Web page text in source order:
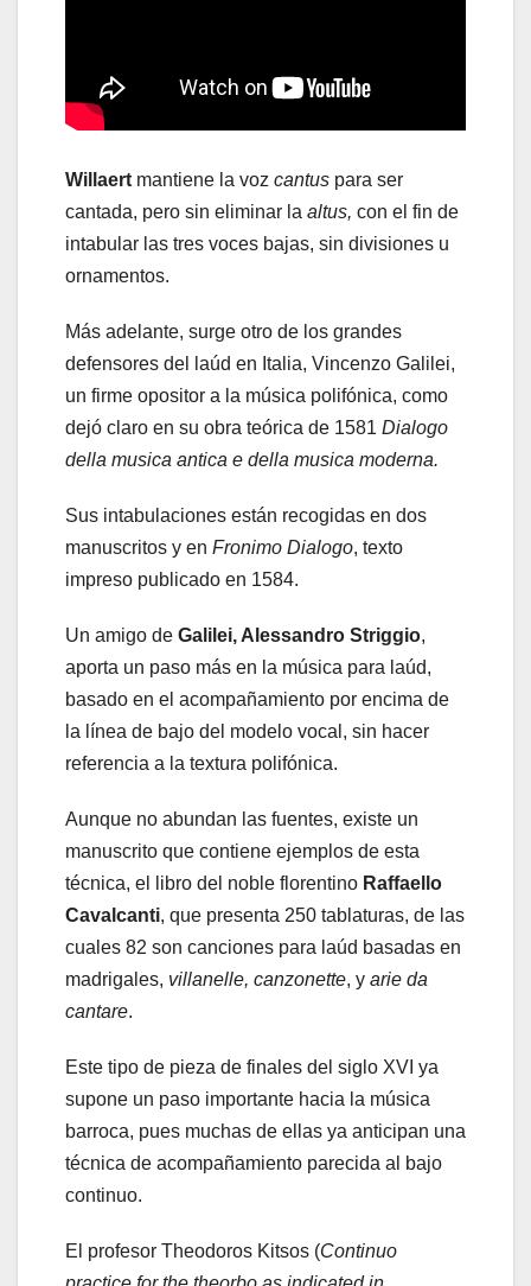
Willaert mantiene la voz cantus para ser
cantada, pero sin eliminar la altus, con el fin de
intabular las tres voces bajas, sin divisiones u
ornamentos.
Más adelante, surge otro de los grandes
defensores del laúd en Italia, Vincenzo Galilei,
un firme opositor a la música polifónica, como
dejó claro en su obra teórica de 1581 Dialogo
della musica antica e della musica moderna.
Sus intabulaciones están recogidas en dos
manuscritos y en Fronimo Dialogo, texto
impreso publicado en 1584.
Un amigo de Galilei, Alessandro Striggio,
aporta un paso más en la música para laúd,
basado en el acompañamiento por encima de
la línea de bajo del modelo vocal, sin hacer
referencia a la textura polifónica.
Aunque no abundan las fuentes, existe un
manuscrito que contiene ejemplos de esta
técnica, el libro del noble florentino Raffaello
Cavalcanti, que presenta 250 tablaturas, de las
cuales 82 son canciones para laúd basadas en
madrigales, villanelle, canzonette, y arie da
cantare.
Este tipo de pieza de finales del siglo XVI ya
supone un paso importante hacia la música
barroca, pues muchas de ellas ya anticipan una
técnica de acompañamiento parecida al bajo
continuo.
El profesor Theodoros Kitsos (Continuo